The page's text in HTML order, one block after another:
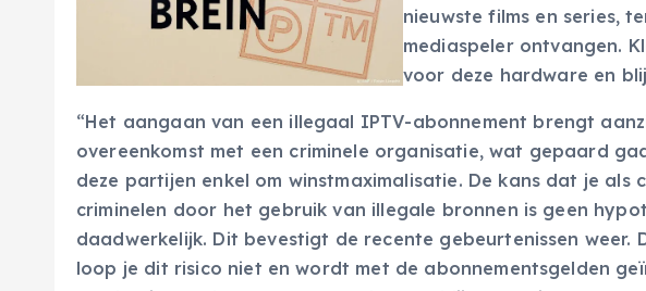
nieuwste films en series,
mediaspeler ontvangen.
voor deze hardware en
“Het aangaan van een illegaal IPTV-abonnement brengt
overeenkomst met een criminele organisatie, wat gepaard
deze partijen enkel om winstmaximalisatie. De kans dat je
criminelen door het gebruik van illegale bronnen is geen
daadwerkelijk. Dit bevestigt de recente gebeurtenissen weer.
loop je dit risico niet en wordt met de abonnementsgelden